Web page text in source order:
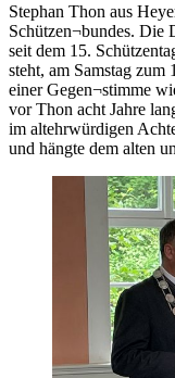
Stephan Thon aus
Schützen¬bundes. Die
seit dem 15.
steht, am Samstag zum
einer Gegen¬stimme
vor Thon acht Jahre
im altehrwürdigen
und hängte dem alten